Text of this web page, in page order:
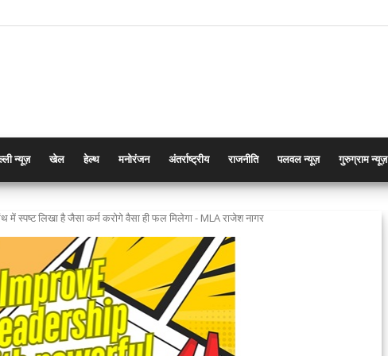
न्यूज़ खेल हेल्थ मनोरंजन अंतर्राष्ट्रीय राजनीति पलवल न्यूज़ गुरुग्राम न्यूज़
में स्पष्ट लिखा है जैसा कर्म करोगे वैसा ही फल मिलेगा - MLA राजेश नागर